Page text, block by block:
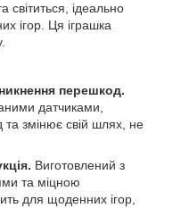
світиться, ідеально
ігор. Ця іграшка
перешкод.
датчиками,
змінює свій шлях, не
Виготовлений з
та міцною
для щоденних ігор,